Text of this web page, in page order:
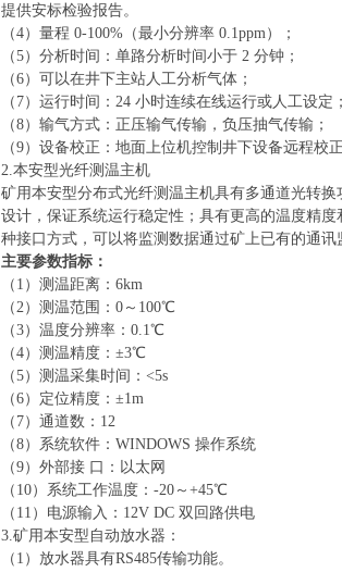
提供安标检验报告。
（4）量程 0-100%（最小分辨率 0.1ppm）；
（5）分析时间：单路分析时间小于 2 分钟；
（6）可以在井下主站人工分析气体；
（7）运行时间：24 小时连续在线运行或人工设定；
（8）输气方式：正压输气传输，负压抽气传输；
（9）设备校正：地面上位机控制井下设备远程校正
2.本安型光纤测温主机
矿用本安型分布式光纤测温主机具有多通道光转
设计，保证系统运行稳定性；具有更高的温度精
种接口方式，可以将监测数据通过矿上已有的通讯
主要参数指标：
（1）测温距离：6km
（2）测温范围：0～100℃
（3）温度分辨率：0.1℃
（4）测温精度：±3℃
（5）测温采集时间：<5s
（6）定位精度：±1m
（7）通道数：12
（8）系统软件：WINDOWS 操作系统
（9）外部接 口：以太网
（10）系统工作温度：-20～+45℃
（11）电源输入：12V DC 双回路供电
3.矿用本安型自动放水器：
（1）放水器具有RS485传输功能。